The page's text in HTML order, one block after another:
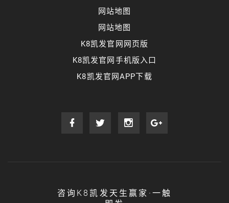
网站地图
网站地图
K8凯发官网网页版
K8凯发官网手机版入口
K8凯发官网APP下载
咨询K8凯发天生赢家·一触